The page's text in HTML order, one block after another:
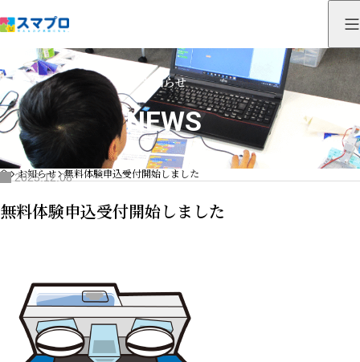
お知らせ
NEWS
HOME
お知らせ 無料体験申込受付開始しました
2025.12.08
無料体験申込受付開始しました